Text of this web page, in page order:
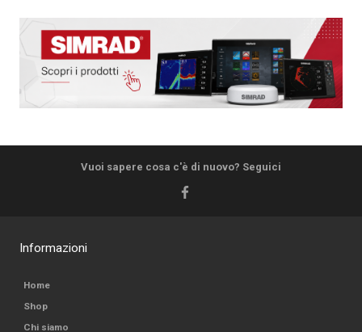
Vuoi sapere cosa c'è di nuovo? Seguici
Informazioni
Home
Shop
Chi siamo